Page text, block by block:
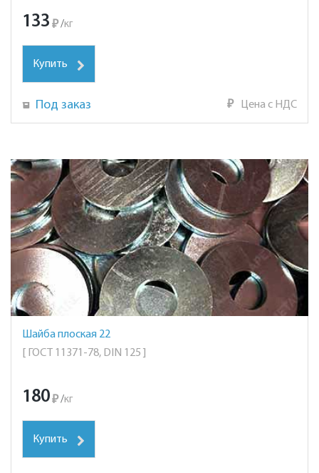
133 ₽ /кг
Купить
Под заказ ₽ Цена с НДС
Шайба плоская 22
[ ГОСТ 11371-78, DIN 125 ]
180₽ /кг
Купить